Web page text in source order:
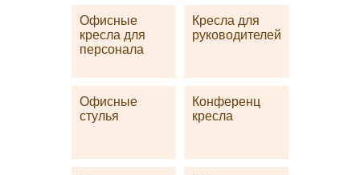
Офисные
кресла для
персонала
Кресла для
руководителей
Офисные
стулья
Конференц
кресла